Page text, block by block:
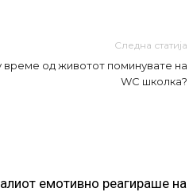
Следна статија
време од животот поминувате на
WC школка?
емотивно реагираше на